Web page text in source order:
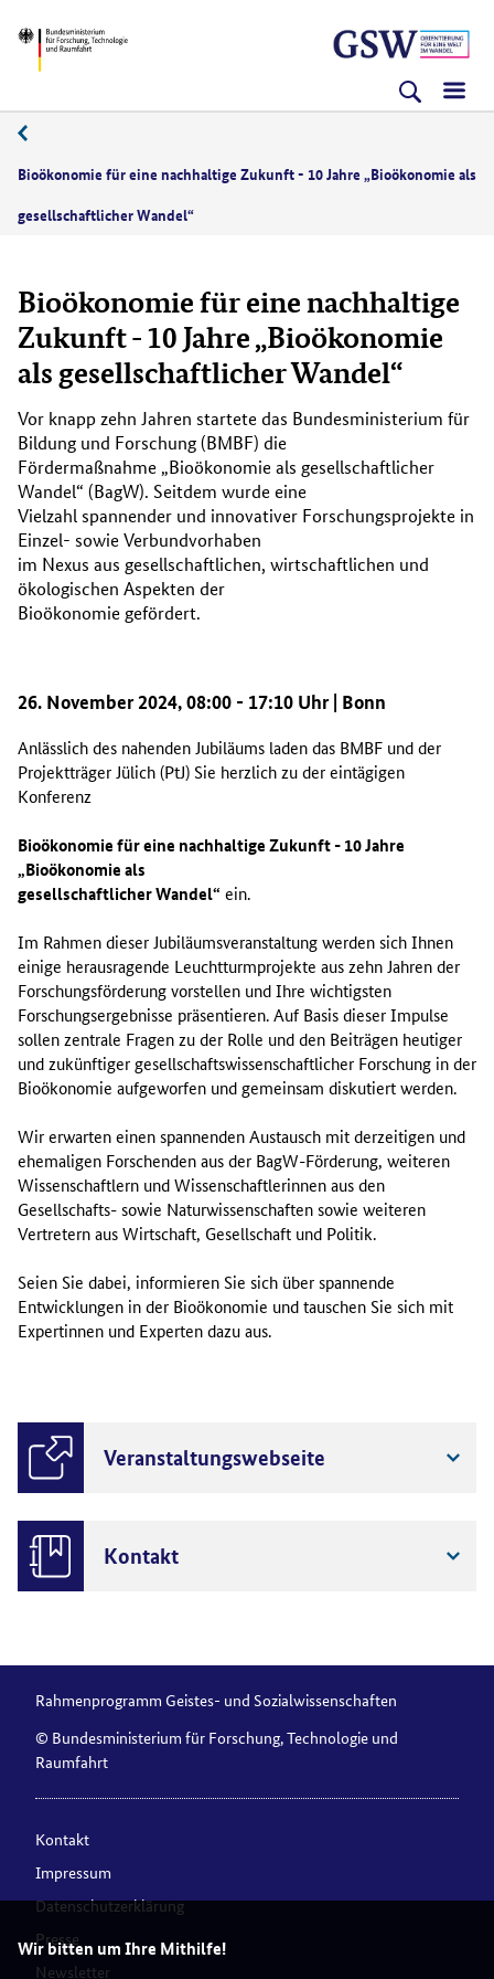
Wir bitten um Ihre Mithilfe!
zum
(Eingabetaste)
zum
(Eingabetaste)
zur
(Eingabetaste)
BMFTR
Bioökonomie für eine nachhaltige Zukunft - 10 Jahre „Bioökonomie als
gesellschaftlicher Wandel“
Bioökonomie für eine nachhaltige
Zukunft - 10 Jahre „Bioökonomie
als gesellschaftlicher Wandel“
Vor knapp zehn Jahren startete das Bundesministerium für
Bildung und Forschung (BMBF) die
Fördermaßnahme „Bioökonomie als gesellschaftlicher
Wandel“ (BagW). Seitdem wurde eine
Vielzahl spannender und innovativer Forschungsprojekte in
Einzel- sowie Verbundvorhaben
im Nexus aus gesellschaftlichen, wirtschaftlichen und
ökologischen Aspekten der
Bioökonomie gefördert.
26. November 2024, 08:00 - 17:10 Uhr | Bonn
Anlässlich des nahenden Jubiläums laden das BMBF und der
Projektträger Jülich (PtJ) Sie herzlich zu der eintägigen
Konferenz
Bioökonomie für eine nachhaltige Zukunft - 10 Jahre
„Bioökonomie als
gesellschaftlicher Wandel“ ein.
Im Rahmen dieser Jubiläumsveranstaltung werden sich Ihnen
einige herausragende Leuchtturmprojekte aus zehn Jahren der
Forschungsförderung vorstellen und Ihre wichtigsten
Forschungsergebnisse präsentieren. Auf Basis dieser Impulse
sollen zentrale Fragen zu der Rolle und den Beiträgen heutiger
und zukünftiger gesellschaftswissenschaftlicher Forschung in der
Bioökonomie aufgeworfen und gemeinsam diskutiert werden.
Wir erwarten einen spannenden Austausch mit derzeitigen und
ehemaligen Forschenden aus der BagW-Förderung, weiteren
Wissenschaftlern und Wissenschaftlerinnen aus den
Gesellschafts- sowie Naturwissenschaften sowie weiteren
Vertretern aus Wirtschaft, Gesellschaft und Politik.
Seien Sie dabei, informieren Sie sich über spannende
Entwicklungen in der Bioökonomie und tauschen Sie sich mit
Expertinnen und Experten dazu aus.
Veranstaltungswebseite
Kontakt
Rahmenprogramm Geistes- und Sozialwissenschaften
© Bundesministerium für Forschung, Technologie und
Raumfahrt
Kontakt
Impressum
Datenschutzerklärung
Presse
Newsletter